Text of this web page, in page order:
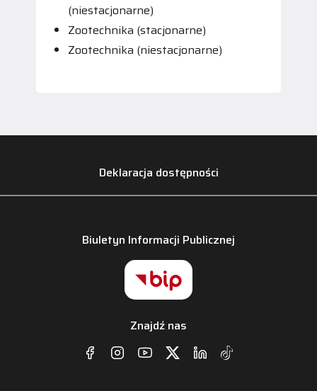
(niestacjonarne)
Zootechnika (stacjonarne)
Zootechnika (niestacjonarne)
Deklaracja dostępności
Biuletyn Informacji Publicznej
Znajdź nas